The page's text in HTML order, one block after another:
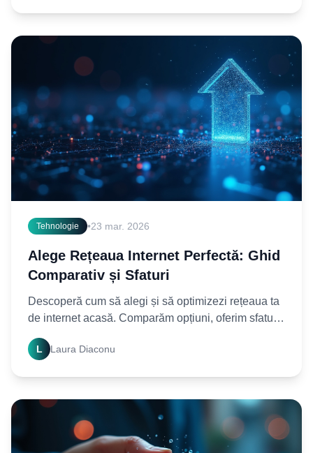
Tehnologie •23 mar. 2026
Alege Rețeaua Internet Perfectă: Ghid
Comparativ și Sfaturi
Descoperă cum să alegi și să optimizezi rețeaua ta
de internet acasă. Comparăm opțiuni, oferim sfaturi
practice pentru o conexiune rapidă și sigură. Citește
L Laura Diaconu